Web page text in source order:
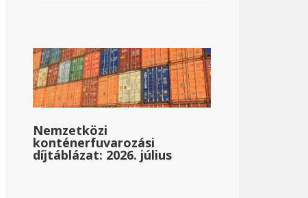
Nemzetközi
konténerfuvarozási
díjtáblázat: 2026. július